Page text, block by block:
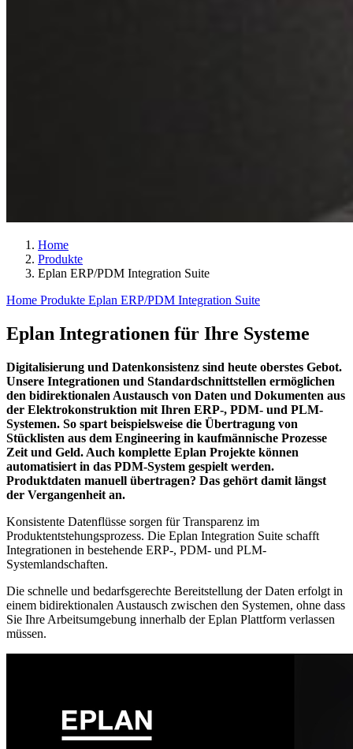
Home
Produkte
Eplan ERP/PDM Integration Suite
Home Produkte Eplan ERP/PDM Integration Suite
Eplan Integrationen für Ihre Systeme
Digitalisierung und Datenkonsistenz sind heute oberstes Gebot.
Unsere Integrationen und Standardschnittstellen ermöglichen
den bidirektionalen Austausch von Daten und Dokumenten aus
der Elektrokonstruktion mit Ihren ERP-, PDM- und PLM-
Systemen. So spart beispielsweise die Übertragung von
Stücklisten aus dem Engineering in kaufmännische Prozesse
Zeit und Geld. Auch komplette Eplan Projekte können
automatisiert in das PDM-System gespielt werden.
Produktdaten manuell übertragen? Das gehört damit längst
der Vergangenheit an.
Konsistente Datenflüsse sorgen für Transparenz im
Produktentstehungsprozess. Die Eplan Integration Suite schafft
Integrationen in bestehende ERP-, PDM- und PLM-
Systemlandschaften.
Die schnelle und bedarfsgerechte Bereitstellung der Daten erfolgt in
einem bidirektionalen Austausch zwischen den Systemen, ohne dass
Sie Ihre Arbeitsumgebung innerhalb der Eplan Plattform verlassen
müssen.